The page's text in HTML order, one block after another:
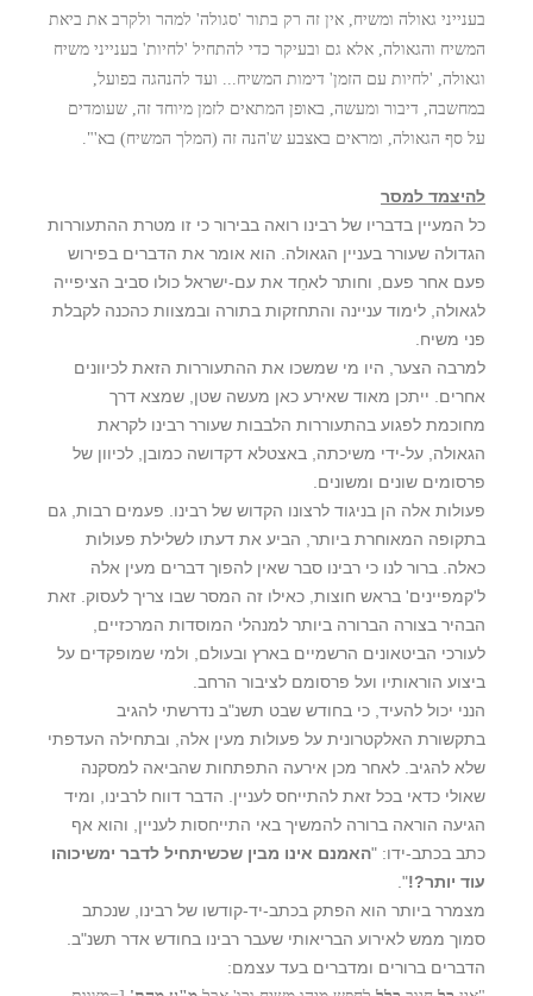
בענייני גאולה ומשיח, אין זה רק בתור 'סגולה' למהר ולקרב את ביאת
המשיח והגאולה, אלא גם ובעיקר כדי להתחיל 'לחיות' בענייני משיח
וגאולה, 'לחיות עם הזמן' דימות המשיח... ועד להנהגה בפועל,
במחשבה, דיבור ומעשה, באופן המתאים לזמן מיוחד זה, שעומדים
על סף הגאולה, ומראים באצבע ש'הנה זה (המלך המשיח) בא'".
להיצמד למסר
כל המעיין בדבריו של רבינו רואה בבירור כי זו מטרת ההתעוררות
הגדולה שעורר בעניין הגאולה. הוא אומר את הדברים בפירוש
פעם אחר פעם, וחותר לאחֵד את עם-ישראל כולו סביב הציפייה
לגאולה, לימוד עניינה והתחזקות בתורה ובמצוות כהכנה לקבלת
פני משיח.
למרבה הצער, היו מי שמשכו את ההתעוררות הזאת לכיוונים
אחרים. ייתכן מאוד שאירע כאן מעשה שטן, שמצא דרך
מחוכמת לפגוע בהתעוררות הלבבות שעורר רבינו לקראת
הגאולה, על-ידי משיכתה, באצטלא דקדושה כמובן, לכיוון של
פרסומים שונים ומשונים.
פעולות אלה הן בניגוד לרצונו הקדוש של רבינו. פעמים רבות, גם
בתקופה המאוחרת ביותר, הביע את דעתו לשלילת פעולות
כאלה. ברור לנו כי רבינו סבר שאין להפוך דברים מעין אלה
ל'קמפיינים' בראש חוצות, כאילו זה המסר שבו צריך לעסוק. זאת
הבהיר בצורה הברורה ביותר למנהלי המוסדות המרכזיים,
לעורכי הביטאונים הרשמיים בארץ ובעולם, ולמי שמופקדים על
ביצוע הוראותיו ועל פרסומם לציבור הרחב.
הנני יכול להעיד, כי בחודש שבט תשנ"ב נדרשתי להגיב
בתקשורת האלקטרונית על פעולות מעין אלה, ובתחילה העדפתי
שלא להגיב. לאחר מכן אירעה התפתחות שהביאה למסקנה
שאולי כדאי בכל זאת להתייחס לעניין. הדבר דווח לרבינו, ומיד
הגיעה הוראה ברורה להמשיך באי התייחסות לעניין, והוא אף
כתב בכתב-ידו: "האמנם אינו מבין שכשיתחיל לדבר ימשיכוהו
עוד יותר?!".
מצמרר ביותר הוא הפתק בכתב-יד-קודשו של רבינו, שנכתב
סמוך ממש לאירוע הבריאותי שעבר רבינו בחודש אדר תשנ"ב.
הדברים ברורים ומדברים בעד עצמם: